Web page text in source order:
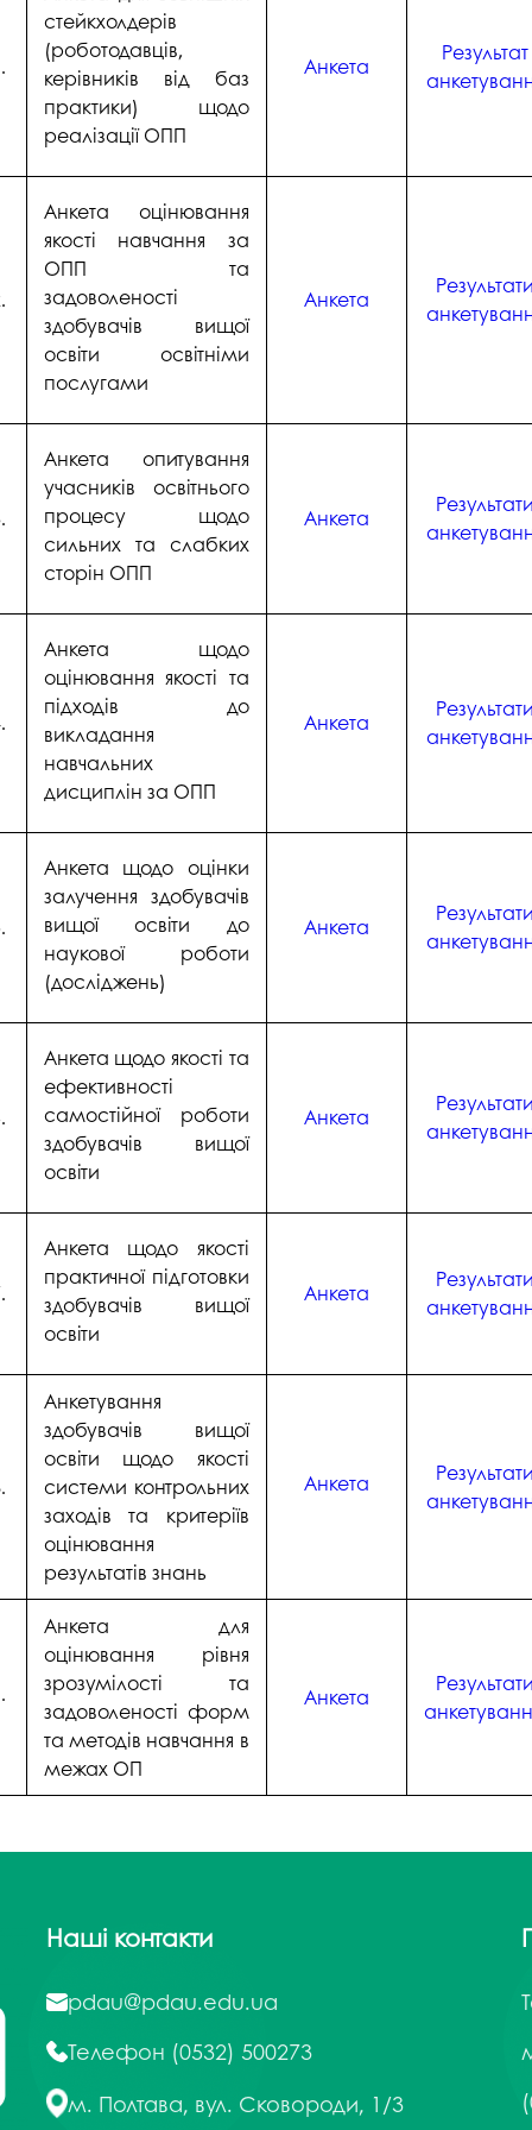
індустрії
ПДАУ
центри
Вступні випробування 2026
Волонтерський центр "ПУЛЬС"
Студентське життя
та іміджевої діяльності
Спорт
Працевлаштування
Відділ практики і сприяння
працевлаштуванню
Академічна
Неформальна
Якість освіти,
освіти
Острівець
стейкхолдерів
(роботодавців,
керівників від баз
практики) щодо
реалізації ОПП
Анкета
Результат
Анкета оцінювання
якості навчання за
ОПП та
задоволеності
здобувачів вищої
освіти освітніми
послугами
Анкета
Результати
Анкета опитування
учасників освітнього
процесу щодо
сильних та слабких
сторін ОПП
Анкета
Результати
Анкета щодо
оцінювання якості та
підходів до
викладання
навчальних
дисциплін за ОПП
Анкета
Результати
Анкета щодо оцінки
залучення здобувачів
вищої освіти до
наукової роботи
(досліджень)
Анкета
Результати
Анкета щодо якості та
ефективності
самостійної роботи
здобувачів вищої
освіти
Анкета
Результати
Анкета щодо якості
практичної підготовки
здобувачів вищої
освіти
Анкета
Результати
Анкетування
здобувачів вищої
освіти щодо якості
системи контрольних
заходів та критеріїв
оцінювання
результатів знань
Анкета
Результати
Анкета для
оцінювання рівня
зрозумілості та
задоволеності форм
та методів навчання в
межах ОП
Анкета
Результати
Наші контакти
pdau@pdau.edu.ua
Телефон (0532) 500273
м. Полтава, вул. Сковороди, 1/3